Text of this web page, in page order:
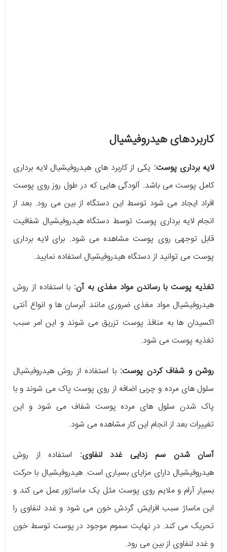
کاربردهای هیدروفیشیال
لایه برداری پوست: یکی از کاربرد های هیدروفیشیال لایه برداری
کامل پوست می باشد. آلودگی هایی که در طول روز روی پوست
افراد ایجاد می شود توسط این دستگاه از بین می رود. بعد از
انجام لایه برداری پوست توسط دستگاه هیدروفیشیال شفافیت
قابل توجهی روی پوست مشاهده می شود. برای لایه برداری
پوست می توانید از دستگاه هیدروفیشیال استفاده نمایید.
تغذیه پوست با رساندن مواد مغذی به آن: با استفاده از روش
هیدروفیشیال مواد مغذی ضروری مانند آبرسان ها و انواع آنتی
اکسیدان ها به منافذ پوست تزریق می شوند و این امر سبب
تغذیه پوست می شود.
روشن و شفاف کردن پوست: با استفاده از روش هیدروفیشیال
سلول های مرده و چربی اضافه از روی پوست پاک می شوند و با
پاک شدن سلول های مرده پوست شفاف می شود و این
تغییرات بعد از انجام این کار مشاهده می شود.
آسان شدن سم زدایی غدد لنفاوی: استفاده از روش
هیدروفیشیال دارای مزایای بسیاری است. هیدروفیشیال با حرکت
بسیار آرام و ملایم روی پوست مثل یک ماساژور عمل می کند و
این ماساژ سبب افزایش گردش خون می شود و غدد لنفاوی را
تحریک می کند. در نهایت سموم موجود در پوست توسط خون
و غدد لنفاوی از بین می رود.